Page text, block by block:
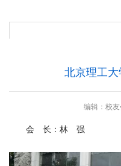
北京理工
编辑： 校
会 长：林 强